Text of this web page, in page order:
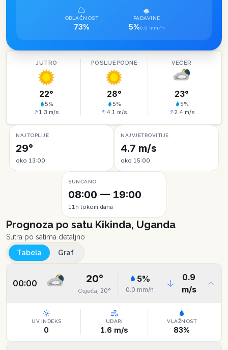
OBLAČNOST
73%
PADAVINE
5%0.0 mm/h
JUTRO
22°
5%
1.3 m/s
POSLIJEPODNE
28°
5%
4.1 m/s
VEČER
23°
5%
2.4 m/s
NAJTOPLIJE
29°
oko 13:00
NAJVJETROVITIJE
4.7 m/s
oko 15:00
SUNČANO
08:00 — 19:00
11h tokom dana
Prognoza po satu Kikinda, Uganda
Sutra po satima detaljno
Tabela
Graf
00:00 20°
Osjećaj 20°
5%
0.0 mm/h
0.9
m/s
UV INDEKS
0
UDARI
1.6 m/s
VLAŽNOST
83%